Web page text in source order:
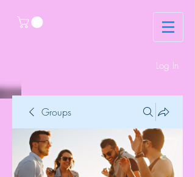
Log In
Groups